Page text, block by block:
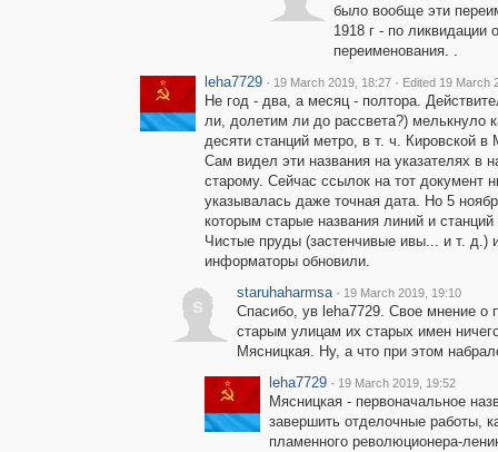
было вообще эти
1918 г - по
переименования. .
leha7729 · 19 March 2019, 18:27 · Edited 19 March
Не год - два, а месяц - полтора.
ли, долетим ли до рассвета?) мелькнуло
десяти станций метро, в т. ч. Кировской
Сам видел эти названия на указателях в
старому. Сейчас ссылок на тот документ
указывалась даже точная дата. Но 5
которым старые названия линий и
Чистые пруды (застенчивые ивы... и т. д.)
информаторы обновили.
s
staruhaharmsa · 19 March 2019, 19:10
Спасибо, ув leha7729. Свое мнение о
старым улицам их старых имен
Мясницкая. Ну, а что при этом
leha7729 · 19 March 2019, 19:52
Мясницкая - первоначальное
завершить отделочные работы,
пламенного революционера-